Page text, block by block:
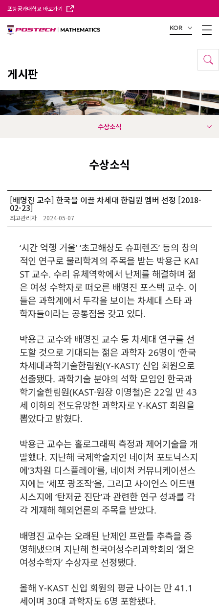
포항공과대학교 바로가기
KOR
게시판
수상소식
수상소식
[배명진 교수] 한국을 이끌 차세대 한림원 멤버 선정 [2018-
02-23]
최고관리자 2024-05-07
‘시간 역행 거울’ ‘초고해상도 슈퍼렌즈’ 등의 창의
적인 연구로 물리학계의 주목을 받는 박용근 KAI
ST 교수. 수리 유체역학에서 난제를 해결하며 젊
은 여성 수학자로 떠오른 배명진 포스텍 교수. 이
들은 과학계에서 두각을 보이는 차세대 스타 과
학자들이라는 공통점을 갖고 있다.
박용근 교수와 배명진 교수 등 차세대 연구를 선
도할 것으로 기대되는 젊은 과학자 26명이 ‘한국
차세대과학기술한림원(Y-KAST)’ 신입 회원으로
선출됐다. 과학기술 분야의 석학 모임인 한국과
학기술한림원(KAST·원장 이명철)은 22일 만 43
세 이하의 전도유망한 과학자로 Y-KAST 회원을
뽑았다고 밝혔다.
박용근 교수는 홀로그래픽 측정과 제어기술을 개
발했다. 지난해 국제학술지인 네이처 포토닉스지
에‘3차원 디스플레이’를, 네이처 커뮤니케이션스
지에는 ‘세포 광조작’을, 그리고 사이언스 어드밴
시스지에 ‘탄저균 진단’과 관련한 연구 성과를 각
각 게재해 해외언론의 주목을 받았다.
배명진 교수는 오래된 난제인 프란틀 추측을 증
명해냈으며 지난해 한국여성수리과학회의 ‘젊은
여성수학자’ 수상자로 선정됐다.
올해 Y-KAST 신입 회원의 평균 나이는 만 41.1
세이며 30대 과학자도 6명 포함됐다.